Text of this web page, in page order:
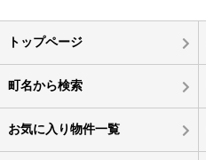
トップページ
町名から検索
お気に入り物件一覧